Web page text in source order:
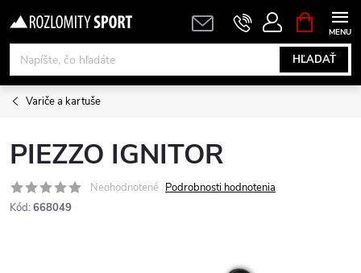
na
obsah
HĽADAŤ
KOŠÍK
Variče a kartuše
PIEZZO IGNITOR
Neohodnotené Podrobnosti hodnotenia
Kód: 668049